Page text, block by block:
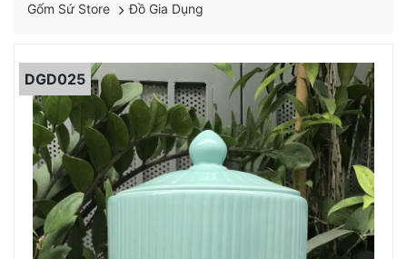
Gốm Sứ Store Đồ Gia Dụng
DGD025